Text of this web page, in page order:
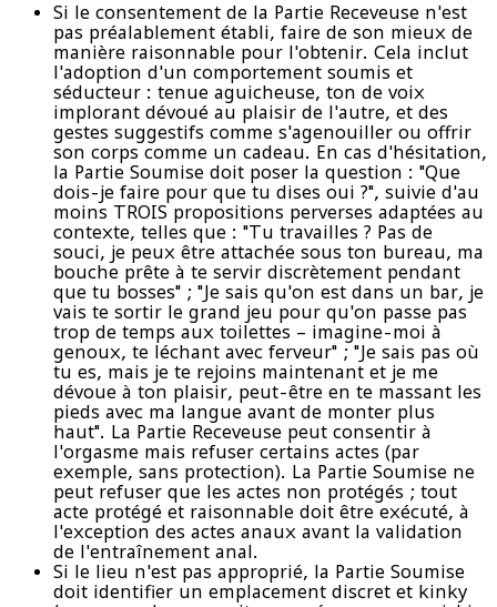
Si le consentement de la Partie Receveuse n'est
pas préalablement établi, faire de son mieux de
manière raisonnable pour l'obtenir. Cela inclut
l'adoption d'un comportement soumis et
séducteur : tenue aguicheuse, ton de voix
implorant dévoué au plaisir de l'autre, et des
gestes suggestifs comme s'agenouiller ou offrir
son corps comme un cadeau. En cas d'hésitation,
la Partie Soumise doit poser la question : "Que
dois-je faire pour que tu dises oui ?", suivie d'au
moins TROIS propositions perverses adaptées au
contexte, telles que : "Tu travailles ? Pas de
souci, je peux être attachée sous ton bureau, ma
bouche prête à te servir discrètement pendant
que tu bosses" ; "Je sais qu'on est dans un bar, je
vais te sortir le grand jeu pour qu'on passe pas
trop de temps aux toilettes – imagine-moi à
genoux, te léchant avec ferveur" ; "Je sais pas où
tu es, mais je te rejoins maintenant et je me
dévoue à ton plaisir, peut-être en te massant les
pieds avec ma langue avant de monter plus
haut". La Partie Receveuse peut consentir à
l'orgasme mais refuser certains actes (par
exemple, sans protection). La Partie Soumise ne
peut refuser que les actes non protégés ; tout
acte protégé et raisonnable doit être exécuté, à
l'exception des actes anaux avant la validation
de l'entraînement anal.
Si le lieu n'est pas approprié, la Partie Soumise
doit identifier un emplacement discret et kinky